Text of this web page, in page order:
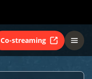
Co-streaming